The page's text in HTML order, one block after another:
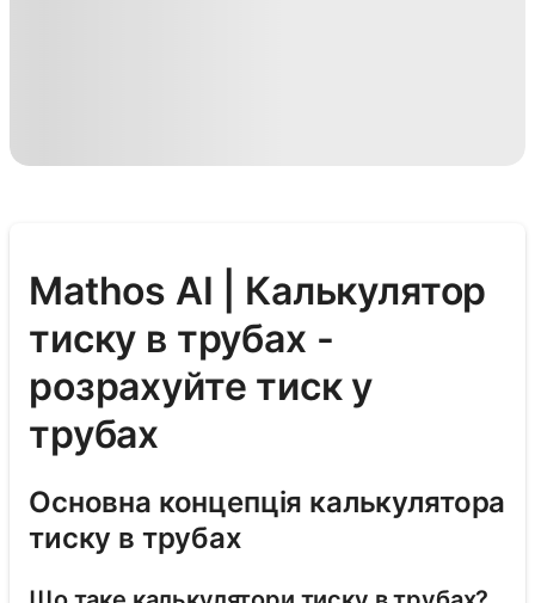
Mathos AI | Калькулятор
тиску в трубах -
розрахуйте тиск у
трубах
Основна концепція калькулятора
тиску в трубах